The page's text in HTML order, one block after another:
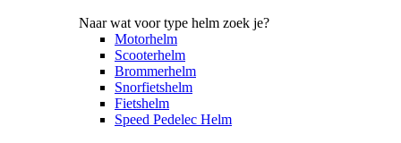
Naar wat voor type helm zoek je?
Motorhelm
Scooterhelm
Brommerhelm
Snorfietshelm
Fietshelm
Speed Pedelec Helm